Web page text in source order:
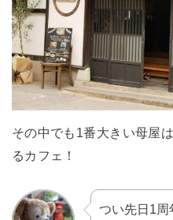
その中でも1番大きい母屋
るカフェ！
つい先日1周